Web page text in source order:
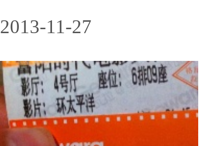
2013-11-27